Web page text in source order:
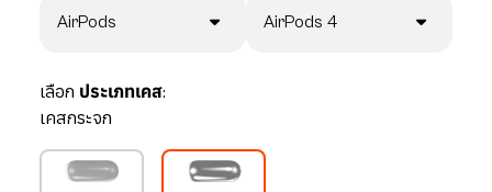
AirPods AirPods 4
เลือก ประเภทเคส:
เคสกระจก